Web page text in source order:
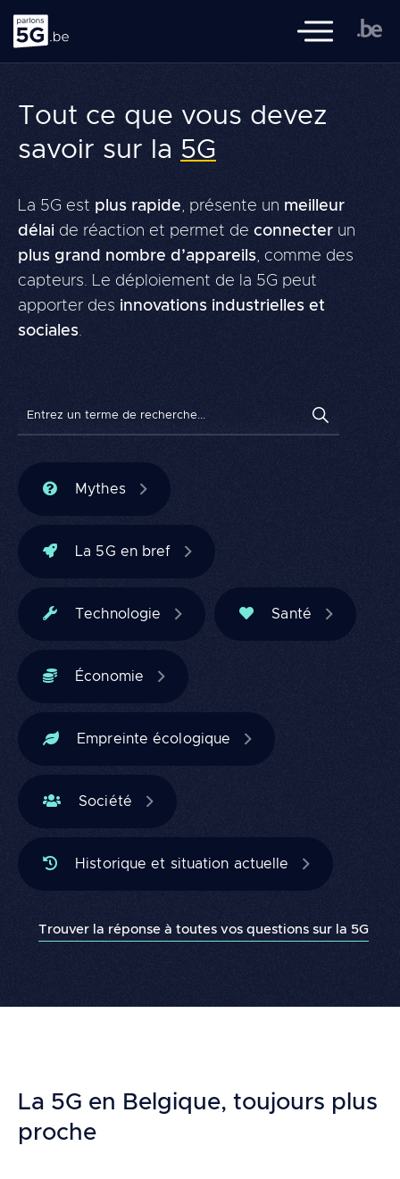
Parlons 5G
Ouvrir/fermer
que des gouvernements flamand, wallon et bruxellois, du SPF
Santé publique, de l'IBPT et avec la coopération de Sciensano.
principale
Thèmes
Connaissances
Foire aux Questions
Tout ce que vous devez
savoir sur la 5G
La 5G est plus rapide, présente un meilleur
délai de réaction et permet de connecter un
plus grand nombre d’appareils, comme des
capteurs. Le déploiement de la 5G peut
apporter des innovations industrielles et
sociales.
Recherche
Mythes
La 5G en bref
Technologie Santé
Économie
Empreinte écologique
Société
Historique et situation actuelle
Trouver la réponse à toutes vos questions sur la 5G
La 5G en Belgique, toujours plus
proche